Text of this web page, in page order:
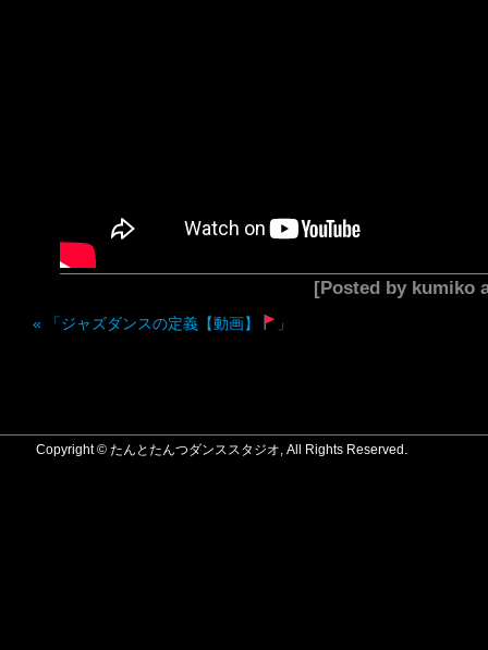
[Posted by kumiko
« 「ジャズダンスの定義【動画】 」
Copyright © たんとたんつダンススタジオ, All Rights Reserved.